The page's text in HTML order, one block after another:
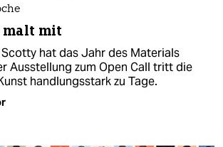
malt mit
hat das Jahr des Materials
Ausstellung zum Open Call tritt die
handlungsstark zu Tage.